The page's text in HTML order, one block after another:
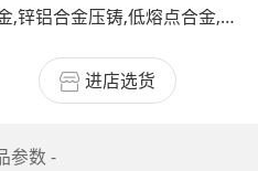
锡铋合金,易熔合金,锌铝合金压铸,低熔点合金,低温锌合金,锌棒,锌板,锌阳极棒,铅锡合金,铟锡合金,伍德合金,铅铋合金
进店选货
参数 -